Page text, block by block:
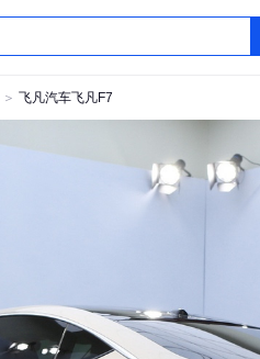
＞ 飞凡汽车飞凡F7